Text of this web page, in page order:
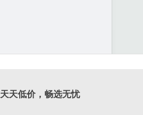
天天低价，畅选无忧